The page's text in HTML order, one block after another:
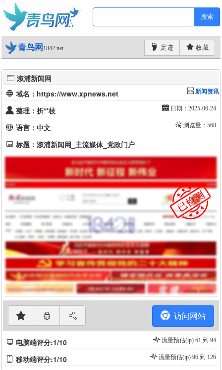
搜索
青鸟网 1842.net 足迹 收藏
溆浦新闻网
域名：https://www.xpnews.net
新闻资讯
整理：折**枝 日期：2025-06-24
语言：中文 浏览量：568
标题：溆浦新闻网_主流媒体_党政门户
访问网站
电脑端评分:1/10 流量预估(ip) 61 到 94
移动端评分:1/10 流量预估(ip) 96 到 126